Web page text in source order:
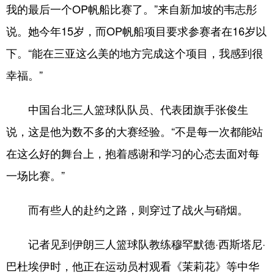
我的最后一个OP帆船比赛了。”来自新加坡的韦志彤
说。她今年15岁，而OP帆船项目要求参赛者在16岁以
下。“能在三亚这么美的地方完成这个项目，我感到很
幸福。”
中国台北三人篮球队队员、代表团旗手张俊生
说，这是他为数不多的大赛经验。“不是每一次都能站
在这么好的舞台上，抱着感谢和学习的心态去面对每
一场比赛。”
而有些人的赴约之路，则穿过了战火与硝烟。
记者见到伊朗三人篮球队教练穆罕默德·西斯塔尼·
巴杜埃伊时，他正在运动员村观看《茉莉花》等中华